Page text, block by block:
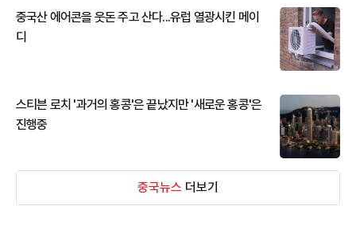
중국산 에어콘을 웃돈 주고 산다...유럽 열광시킨 메이
디
스티븐 로치 '과거의 홍콩'은 끝났지만 '새로운 홍콩'은
진행중
중국뉴스 더보기